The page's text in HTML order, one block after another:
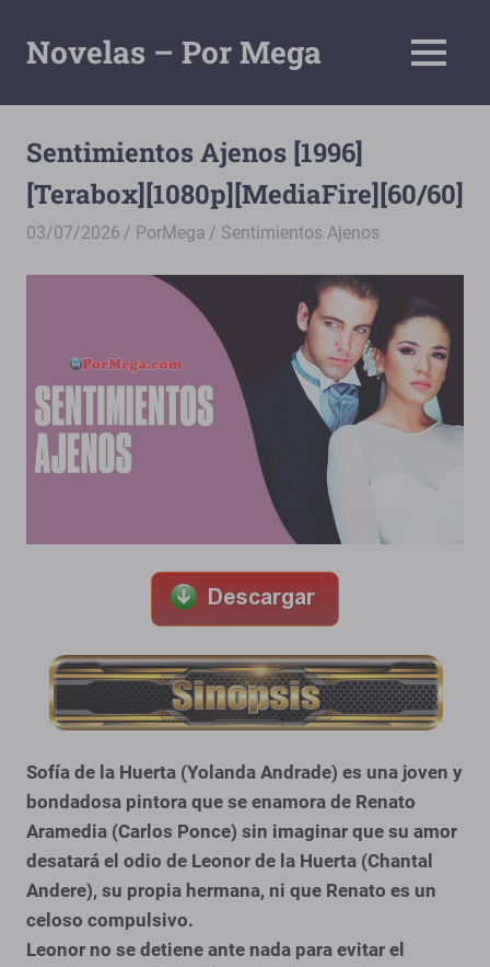
contenido
Novelas – Por Mega
De
Descarga
Por
Mega
MENÚ
Sentimientos Ajenos [1996]
[Terabox][1080p][MediaFire][60/60]
03/07/2026 PorMega Sentimientos Ajenos
Sofía de la Huerta (Yolanda Andrade) es una joven y
bondadosa pintora que se enamora de Renato
Aramedia (Carlos Ponce) sin imaginar que su amor
desatará el odio de Leonor de la Huerta (Chantal
Andere), su propia hermana, ni que Renato es un
celoso compulsivo.
Leonor no se detiene ante nada para evitar el